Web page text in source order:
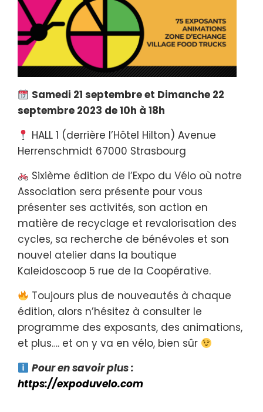
Samedi 21 septembre et Dimanche 22
septembre 2023 de 10h à 18h
HALL 1 (derrière l’Hôtel Hilton) Avenue
Herrenschmidt 67000 Strasbourg
Sixième édition de l’Expo du Vélo où notre
Association sera présente pour vous
présenter ses activités, son action en
matière de recyclage et revalorisation des
cycles, sa recherche de bénévoles et son
nouvel atelier dans la boutique
Kaleidoscoop 5 rue de la Coopérative.
Toujours plus de nouveautés à chaque
édition, alors n’hésitez à consulter le
programme des exposants, des animations,
et plus…. et on y va en vélo, bien sûr
Pour en savoir plus :
https://expoduvelo.com